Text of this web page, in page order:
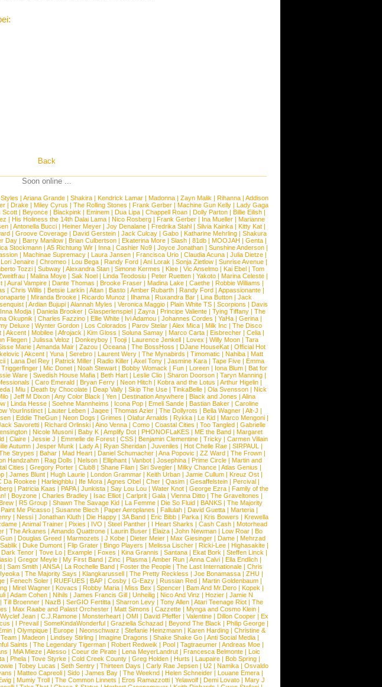
Back
Soon online ...
| Ariana Grande | Shakira | Kendrick Lamar | Madonna | Zayn Malik | Rihanna | Addison
| Drake| Miley Cyrus | The Rolling Stones | Frank Gerber| Machine Gun Kelly| Lady Gaga
Scott | Beyonce | Blackpink | Eminem | Dua Lipa | Chappell Roan | Dolly Parton | Billie Eilish |
| His Holiness the 14th Dalai Lama| Nico Rosberg| Frank Gerber| Ina Mueller| Marianne
| Antonella Bucci | Heiner Meyer | Joy Denalane | Fredrika Stahl | Silvia Kainka | Kitty Kat |
| Groove Coverage | David Gerstein | Jack Culcay | Gabo | Katharine Mehrling | Shakura
Day| Barry Manilow| Brian Culbertson| Ekaterina More| Slash| 81db| MOOJAH | Genta|
Stockmann | A5 Richtung Wir | Inna | Cashier No9 | Joyce Jonathan | Sunshine Anderson |
| Machinae Supremacy | Laura Jansen | Francisca Urio | Claudia Acuna | Julia Dietze |
Lori Jenaire | Chromeo | Lou Bega | Randy Ford | Ani Lorak | Sonja Zietlow | Sunrise Avenue |
Tozzi| Subway| Alexandra Stan| Simone Kermes | Klee| Vic Anselmo| Kai Ebel| Tom
| Malina Moye| Sak Noel| Linda Teodosiu| Peter Ruetten| Yakoto| Marina Celeste|
| Aural Vampire| Dante Thomas | Brooke Fraser| Madina Lake| Caethe| Robbie Williams |
| Chris Willis | Betsie Larkin| Aitan| Basto| Amber Rubarth| Randy Ford| Appassionante|
| Miranda Brooke| Ricardo Munoz | Ilhama| Ruxandra Bar| Lina Button| Jack
| Ardian Bujupi| Alannah Myles | Veronica Maggio| Plain White TS| Scorpions | Davis
Inna Modja | Daniela Brooker | Glasperlenspiel | Zayra | Principe Valiente | Tying Tiffany | The
Okupnik | Charles Fazzino | Ellie White | Ivi Adamou | Johannes Cordes | YaHa | Gerina |
Deluxe | Wynter Gordon | Los Colorados | Parov Stelar | Alex Mica | Milk Inc | The Disco
| Akcent | Mobilee | Afrojack | Kim Gloss | Soluna Samay | Marco Carta | Eisbrecher | Celia |
Fliegen| Julissa Veloz | Donkeyboy| Tooji| Laurence Jenkell| Lovex | Willy Moon| Tara
Marie| Amanda Mair| Zazou| Oceana| The BossHoss | DJane HouseKat| Official Hot
| Akcent | Yuna | Serebro | Laurent Wery | The Mynabirds | Timomatic | Nahiba | Matt
| Lana Del Rey | Patrick Miller | Radio Killer | Axel Tony | Jasmine Kara | Tape Five | Emma
Triggerfinger| Mic Donet| Noah Stewart| Bobby Womack | Fun| Loreen| Iona Blum| Bat for
Ware| Swedish House Mafia| Beth Hart| Leslie Clio| Sharon Doorson| Taryn Manning|
| Caro Emerald | Bryan Ferry | Neon Hitch | Kobra and the Lotus | Arthur Higelin |
| Miu | Death by Chocolate | Deap Vally | Skip The Use | TinkaBelle | Ola Svensson | Nick
| Jeff M Dixon| Any Color Black | Yen| Destination Anywhere| Black and Jones | Alina
| Linda Hesse| Soehne Mannheims | Icona Pop| Emeli Sande| Bastian Baker| Caroline
YourInstinct| Lauter Leben| Jaqee| Thomas Azier| The Dollyrots | Bella Wagner| Alt-J |
| Eddie TheGun | Neon Dogs | Grimes | Olafur Arnalds | Rykka | Le Kid | Marco Mengoni |
Savoretti| Richard Orlinski| Aino Venna| Como| Coastal Cities | Too Tangled| Gabrielle
| Nicole Musoni | Baby K | Amplify Dot | PHONOFLaKES | ME the Band | Margaret
| Claire| Jessie J | Emmelie de Forest| CSS| Benjamin Clementine| Tricky| Carmen Villain
Autumn| Jesper Munk | Lady A| Ryan Sheridan| Juveniles | Hot Chelle Rae| SIRPAUL
|
Strypes | Bahar | Mad Heart | Daniel Schumacher | Ana Popovic | ZZ Ward | The Frown |
Handzahm | Rag Dolls | Nelson | Elliphant | Vanbot | Josephina | Prime Circle | Martin and
Cities | Gregory Porter | Club8 | Shane Filan | Siri Svegler | Milky Chance | Atlas Genius |
| James Blunt | Hugh Laurie | London Grammar | Keith Urban | Jamie Cullum | Kreuz Ost |
Da Rookee | Harleighblu | Ife Mora | Agnes Obel | Cher | Qasim | Gesaffelstein | Percival |
| Patricia Kaas | PAPA| Junkista | Say Lou Lou | Water Knot | George Ezra | Family of the
| Boyzone| Charles Bradley| Isac Elliot| Carlprit| Gala| Vienna Ditto| The Graveltones |
| R5 Group | Shawn The Savage Kid | La Femme | Die So Fluid | BANKS | The Majority
Paint Me Picasso | Susanne Blech | Paper Aeroplanes | Fallulah | David Guetta | Marteria |
| Nessi| Jonathan Kluth| Die Happy| 3A Band| Eric Bibb| Parka| Kris Bowers | Krewella
| Animal Trainer| Pixies | IVO | Steel Panther| I Heart Sharks | Cash Cash| Motorhead
| The Arkanes | Amando Quattrone | Laurin Buser | Elaiza | John Newman | Low Roar | Bo
| Douglas Greed | Marmozets | J Kobe | Dieter Meier | Max Giesinger | Dame | Mehrzad
| Duke Dumont | Flip Grater | Bingo Players | Melissa Lischer | Ricki-Lee | Highasakite |
Dark Tenor | Tove Lo | Example | Foxes | Kina Grannis | Santana | Ekat Bork | Steffen Linck |
| Gregor Meyle | My First Band | Zinc | Plasma | Amber Run | Anna Calvi | Ella Endlich |
| Sam Smith| ANSA| La Rochelle Band| Foster the People| The Last Internationale| Chris
Iyeoka| The Majority Says | Klangkarussell| The Pretty Reckless | Joe Bonamassa| ZHU|
| Fenech Soler| RUEFUES| BAP| Cosby| G-Eazy| Russian Red| Martin Goldenbaum|
| Mirel Wagner | Kovacs | Robby Maria | Miss Bex | Spencer | Bam And Mr.Dero | Kopek |
| Adam Cohen | Nihils | James Francis Gill | Unheilig | Nico And Vinz | Hozier | Jamie N
Till Broenner| NazB| SerGIO Fertitta| Sharron Levy| Tony Allen| Atari Teenage Riot| The
| Max Raabe and Palast Orchester | Matt Simons | Cazzette | Mynga and Cosmo Klein |
Wyclef Jean | C.J.Ramone | Monsterheart | OMI | David Pfeffer | Valentine | Dillon Cooper | Ex
| I Prevail | SomeKindaWonderful | Graziella Schazad | Beyond The Black | Philip George |
| Olympique| Europe| Neonschwarz | Stefanie Heinzmann| Karen Harding| Christine &
| Madeon | Lindsey Stirling | Imagine Dragons | Shake Shake Go | Anti Social Media |
Saints | The Legendary Tigerman| Robert Redweik | Pool| Tagtraeumer| Andreas Moe|
| MiA Mieze | Alesso | Coeur de Pirate | Lena MeyerLandrut | Francesca Belmonte | Loic
| Phela| Tove Styrke| Cold Creek County| Greg Holden| Hurts | Laupaire| Bob Spring|
| Tobey Lucas | Seth Sentry| Thirteen Days | Carly Rae Jepsen| U2| Namika| Osvaldo
| Matteo Capreoli| Sido| James Bay| The Weeknd| Helen Schneider| Louane Emera|
| Mumiy Troll | The Common Linnets | Eros Ramazzotti | Yelawolf | Demi Lovato | Mary J